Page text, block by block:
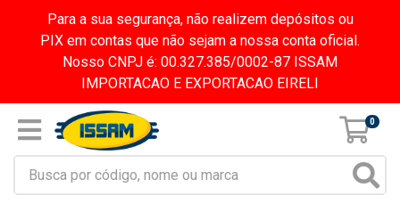
Para a sua segurança, não realizem depósitos ou
PIX em contas que não sejam a nossa conta oficial.
Nosso CNPJ é: 00.327.385/0002-87 ISSAM
IMPORTACAO E EXPORTACAO EIRELI
0